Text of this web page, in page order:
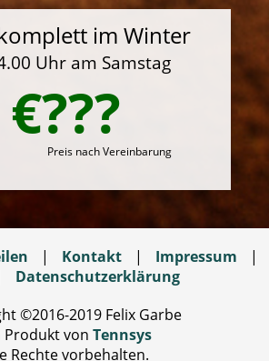
im Winter
Uhr am Samstag
€???
Preis nach Vereinbarung
| Kontakt | Impressum
|
Datenschutzerklärung
©2016-2019 Felix Garbe
Produkt von Tennsys
Rechte vorbehalten.